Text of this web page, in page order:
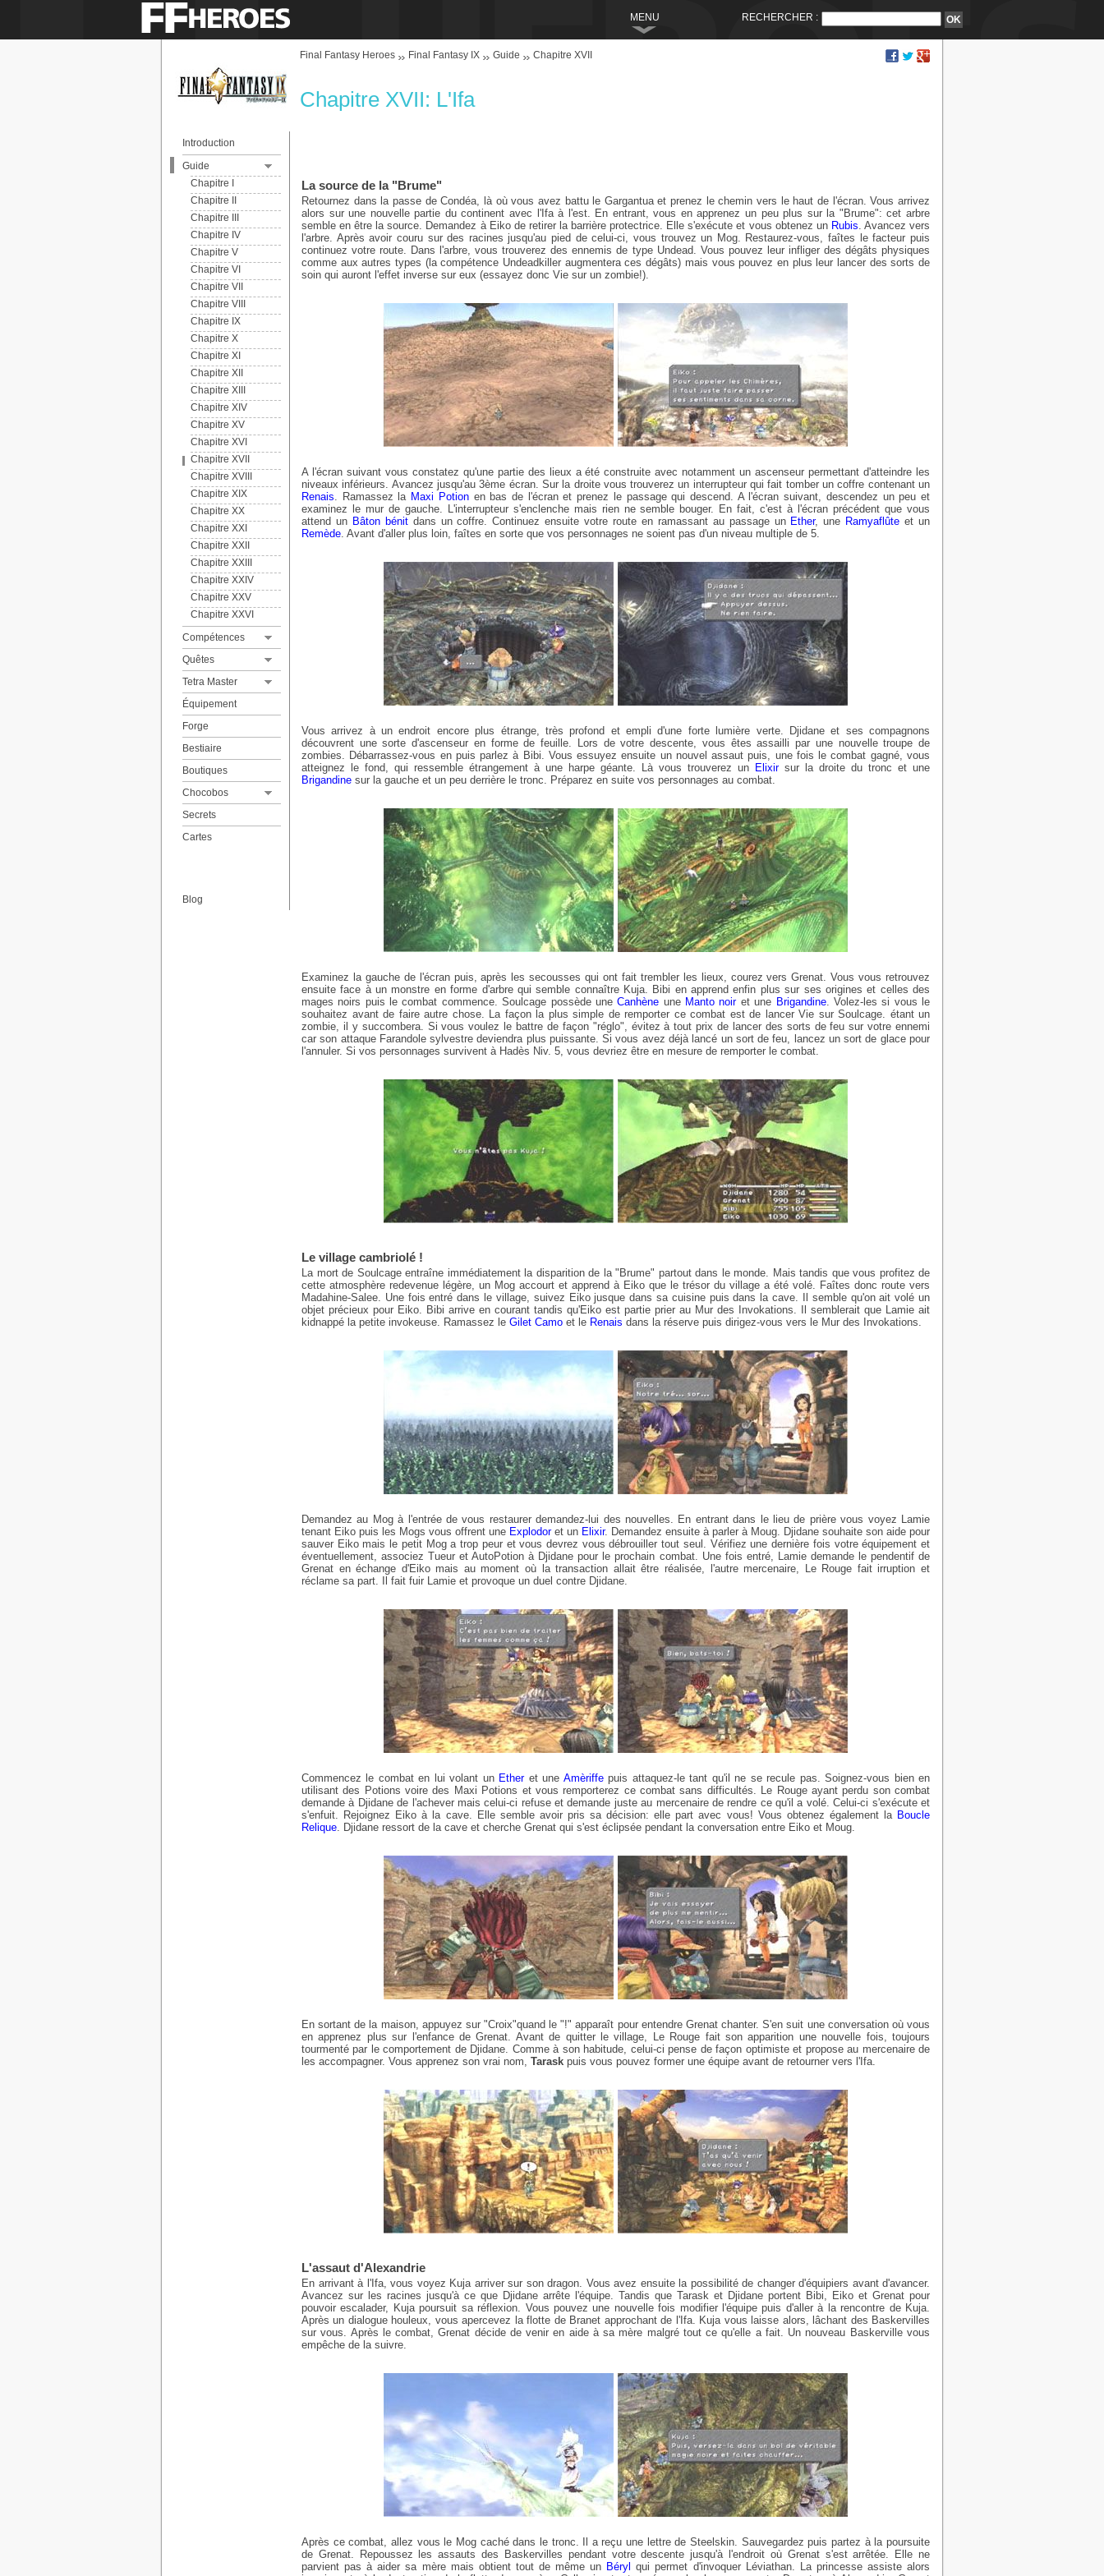
RECHERCHER :
MENU
Final Fantasy Heroes Final Fantasy IX Guide Chapitre XVII
Chapitre XVII: L'Ifa
La source de la "Brume"
Retournez dans la passe de Condéa, là où vous avez battu le Gargantua et prenez le chemin vers le haut de l'écran. Vous arrivez
alors sur une nouvelle partie du continent avec l'Ifa à l'est. En entrant, vous en apprenez un peu plus sur la "Brume": cet arbre
semble en être la source. Demandez à Eiko de retirer la barrière protectrice. Elle s'exécute et vous obtenez un Rubis. Avancez vers
l'arbre. Après avoir couru sur des racines jusqu'au pied de celui-ci, vous trouvez un Mog. Restaurez-vous, faîtes le facteur puis
continuez votre route. Dans l'arbre, vous trouverez des ennemis de type Undead. Vous pouvez leur infliger des dégâts physiques
comme aux autres types (la compétence Undeadkiller augmentera ces dégâts) mais vous pouvez en plus leur lancer des sorts de
soin qui auront l'effet inverse sur eux (essayez donc Vie sur un zombie!).
A l'écran suivant vous constatez qu'une partie des lieux a été construite avec notamment un ascenseur permettant d'atteindre les
niveaux inférieurs. Avancez jusqu'au 3ème écran. Sur la droite vous trouverez un interrupteur qui fait tomber un coffre contenant un
Renais. Ramassez la Maxi Potionen bas de l'écran et prenez le passage qui descend. A l'écran suivant, descendez un peu et
examinez le mur de gauche. L'interrupteur s'enclenche mais rien ne semble bouger. En fait, c'est à l'écran précédent que vous
attend un Bâton bénitdans un coffre. Continuez ensuite votre route en ramassant au passage un Ether, une Ramyaflûte et un
Remède. Avant d'aller plus loin, faîtes en sorte que vos personnages ne soient pas d'un niveau multiple de 5.
Vous arrivez à un endroit encore plus étrange, très profond et empli d'une forte lumière verte. Djidane et ses compagnons
découvrent une sorte d'ascenseur en forme de feuille. Lors de votre descente, vous êtes assailli par une nouvelle troupe de
zombies. Débarrassez-vous en puis parlez à Bibi. Vous essuyez ensuite un nouvel assaut puis, une fois le combat gagné, vous
atteignez le fond, qui ressemble étrangement à une harpe géante. Là vous trouverez un Elixirsur la droite du tronc et une
Brigandine sur la gauche et un peu derrière le tronc. Préparez en suite vos personnages au combat.
Examinez la gauche de l'écran puis, après les secousses qui ont fait trembler les lieux, courez vers Grenat. Vous vous retrouvez
ensuite face à un monstre en forme d'arbre qui semble connaître Kuja. Bibi en apprend enfin plus sur ses origines et celles des
mages noirs puis le combat commence. Soulcage possède uneCanhène une Manto noiret une Brigandine. Volez-les si vous le
souhaitez avant de faire autre chose. La façon la plus simple de remporter ce combat est de lancer Vie sur Soulcage. étant un
zombie, il y succombera. Si vous voulez le battre de façon "réglo", évitez à tout prix de lancer des sorts de feu sur votre ennemi
car son attaque Farandole sylvestre deviendra plus puissante. Si vous avez déjà lancé un sort de feu, lancez un sort de glace pour
l'annuler. Si vos personnages survivent à Hadès Niv. 5, vous devriez être en mesure de remporter le combat.
Le village cambriolé !
La mort de Soulcage entraîne immédiatement la disparition de la "Brume" partout dans le monde. Mais tandis que vous profitez de
cette atmosphère redevenue légère, un Mog accourt et apprend à Eiko que le trésor du village a été volé. Faîtes donc route vers
Madahine-Salee. Une fois entré dans le village, suivez Eiko jusque dans sa cuisine puis dans la cave. Il semble qu'on ait volé un
objet précieux pour Eiko. Bibi arrive en courant tandis qu'Eiko est partie prier au Mur des Invokations. Il semblerait que Lamie ait
kidnappé la petite invokeuse. Ramassez le Gilet Camo et le Renais dans la réserve puis dirigez-vous vers le Mur des Invokations.
Demandez au Mog à l'entrée de vous restaurer demandez-lui des nouvelles. En entrant dans le lieu de prière vous voyez Lamie
tenant Eiko puis les Mogs vous offrent une Explodoret un Elixir. Demandez ensuite à parler à Moug. Djidane souhaite son aide pour
sauver Eiko mais le petit Mog a trop peur et vous devrez vous débrouiller tout seul. Vérifiez une dernière fois votre équipement et
éventuellement, associez Tueur et AutoPotion à Djidane pour le prochain combat. Une fois entré, Lamie demande le pendentif de
Grenat en échange d'Eiko mais au moment où la transaction allait être réalisée, l'autre mercenaire, Le Rouge fait irruption et
réclame sa part. Il fait fuir Lamie et provoque un duel contre Djidane.
Commencez le combat en lui volant un Etheret une Amèriffepuis attaquez-le tant qu'il ne se recule pas. Soignez-vous bien en
utilisant des Potions voire des Maxi Potions et vous remporterez ce combat sans difficultés. Le Rouge ayant perdu son combat
demande à Djidane de l'achever mais celui-ci refuse et demande juste au mercenaire de rendre ce qu'il a volé. Celui-ci s'exécute et
s'enfuit. Rejoignez Eiko à la cave. Elle semble avoir pris sa décision: elle part avec vous! Vous obtenez également la Boucle
Relique. Djidane ressort de la cave et cherche Grenat qui s'est éclipsée pendant la conversation entre Eiko et Moug.
En sortant de la maison, appuyez sur "Croix"quand le "!" apparaît pour entendre Grenat chanter. S'en suit une conversation où vous
en apprenez plus sur l'enfance de Grenat. Avant de quitter le village, Le Rouge fait son apparition une nouvelle fois, toujours
tourmenté par le comportement de Djidane. Comme à son habitude, celui-ci pense de façon optimiste et propose au mercenaire de
les accompagner. Vous apprenez son vrai nom, Tarask puis vous pouvez former une équipe avant de retourner vers l'Ifa.
L'assaut d'Alexandrie
En arrivant à l'Ifa, vous voyez Kuja arriver sur son dragon. Vous avez ensuite la possibilité de changer d'équipiers avant d'avancer.
Avancez sur les racines jusqu'à ce que Djidane arrête l'équipe. Tandis que Tarask et Djidane portent Bibi, Eiko et Grenat pour
pouvoir escalader, Kuja poursuit sa réflexion. Vous pouvez une nouvelle fois modifier l'équipe puis d'aller à la rencontre de Kuja.
Après un dialogue houleux, vous apercevez la flotte de Branet approchant de l'Ifa. Kuja vous laisse alors, lâchant des Baskervilles
sur vous. Après le combat, Grenat décide de venir en aide à sa mère malgré tout ce qu'elle a fait. Un nouveau Baskerville vous
empêche de la suivre.
Après ce combat, allez vous le Mog caché dans le tronc. Il a reçu une lettre de Steelskin. Sauvegardez puis partez à la poursuite
de Grenat. Repoussez les assauts des Baskervilles pendant votre descente jusqu'à l'endroit où Grenat s'est arrêtée. Elle ne
parvient pas à aider sa mère mais obtient tout de même un Béryl qui permet d'invoquer Léviathan. La princesse assiste alors
Introduction
Guide
Chapitre I
Chapitre II
Chapitre III
Chapitre IV
Chapitre V
Chapitre VI
Chapitre VII
Chapitre VIII
Chapitre IX
Chapitre X
Chapitre XI
Chapitre XII
Chapitre XIII
Chapitre XIV
Chapitre XV
Chapitre XVI
Chapitre XVII
Chapitre XVIII
Chapitre XIX
Chapitre XX
Chapitre XXI
Chapitre XXII
Chapitre XXIII
Chapitre XXIV
Chapitre XXV
Chapitre XXVI
Compétences
Principes de base
Liste des compétences
Quêtes
Les cafés de Moricio
La Mog Poste
Les pierres stellaires
Les gentils monstres
Les grenouilles
Le quizz de Rataïme
Les épées Excalibur
Gaïa
Tetra Master
Règles du Tetra Master
Liste des cartes
Équipement
Forge
Bestiaire
Boutiques
Chocobos
Liste des chocographes
Secrets
Cartes
Blog